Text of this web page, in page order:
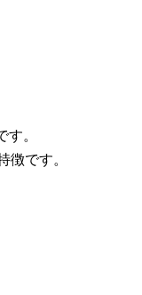
。
徴です。